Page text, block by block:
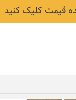
قیمت کلیک کنید